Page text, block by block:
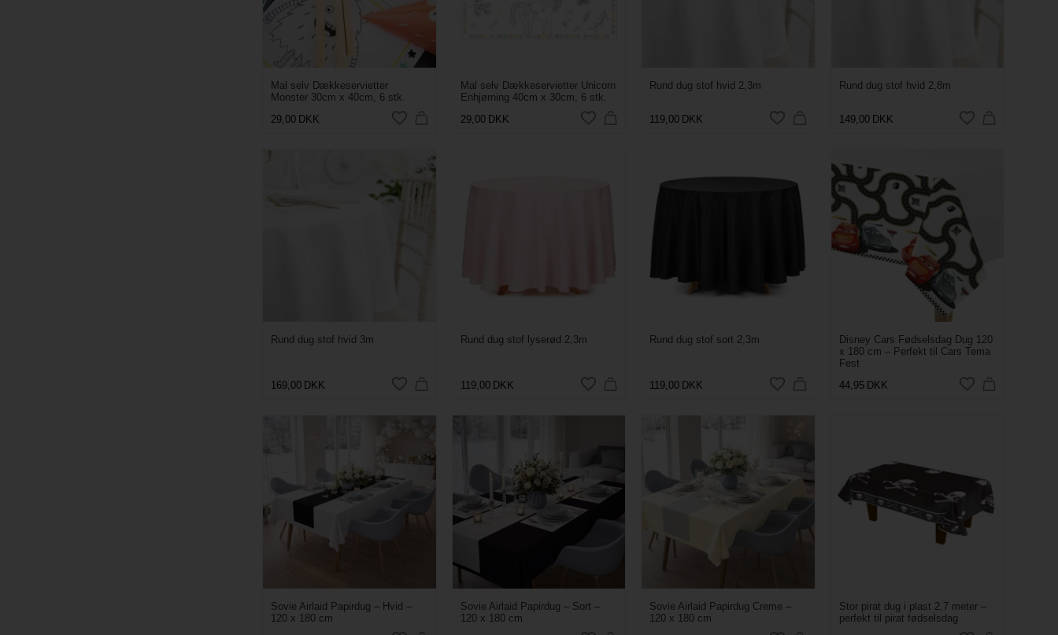
Mal selv Dækkeservietter
Monster 30cm x 40cm, 6 stk.
29,00 DKK
Mal selv Dækkeservietter Unicorn
Enhjørning 40cm x 30cm, 6 stk.
29,00 DKK
Rund dug stof hvid 2,3m
119,00 DKK
Rund dug stof hvid 2,8m
149,00 DKK
Rund dug stof hvid 3m
169,00 DKK
Rund dug stof lyserød 2,3m
119,00 DKK
Rund dug stof sort 2,3m
119,00 DKK
Disney Cars Fødselsdag Dug 120
x 180 cm – Perfekt til Cars Tema
Fest
44,95 DKK
Sovie Airlaid Papirdug – Hvid –
120 x 180 cm
Sovie Airlaid Papirdug – Sort –
120 x 180 cm
Sovie Airlaid Papirdug Creme –
120 x 180 cm
Stor pirat dug i plast 2,7 meter –
perfekt til pirat fødselsdag